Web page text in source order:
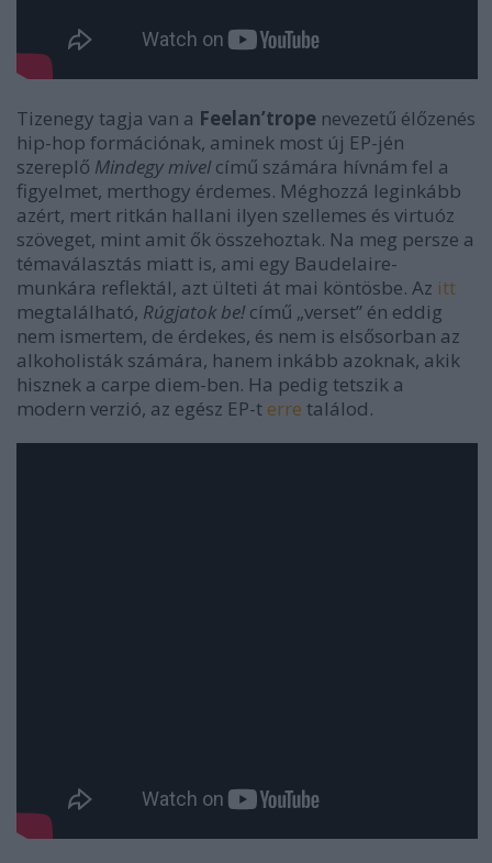
Tizenegy tagja van a Feelan’trope nevezetű élőzenés
hip-hop formációnak, aminek most új EP-jén
szereplő Mindegy mivelcímű számára hívnám fel a
figyelmet, merthogy érdemes. Méghozzá leginkább
azért, mert ritkán hallani ilyen szellemes és virtuóz
szöveget, mint amit ők összehoztak. Na meg persze a
témaválasztás miatt is, ami egy Baudelaire-
munkára reflektál, azt ülteti át mai köntösbe. Az itt
megtalálható, Rúgjatok be!című „verset” én eddig
nem ismertem, de érdekes, és nem is elsősorban az
alkoholisták számára, hanem inkább azoknak, akik
hisznek a carpe diem-ben. Ha pedig tetszik a
modern verzió, az egész EP-t erre találod.